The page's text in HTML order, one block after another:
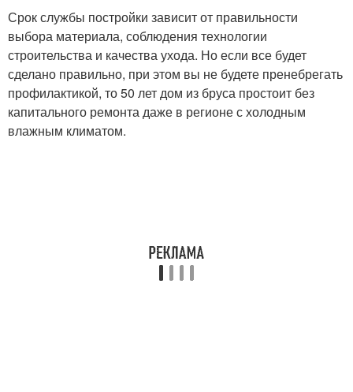
Срок службы постройки зависит от правильности
выбора материала, соблюдения технологии
строительства и качества ухода. Но если все будет
сделано правильно, при этом вы не будете пренебрегать
профилактикой, то 50 лет дом из бруса простоит без
капитального ремонта даже в регионе с холодным
влажным климатом.